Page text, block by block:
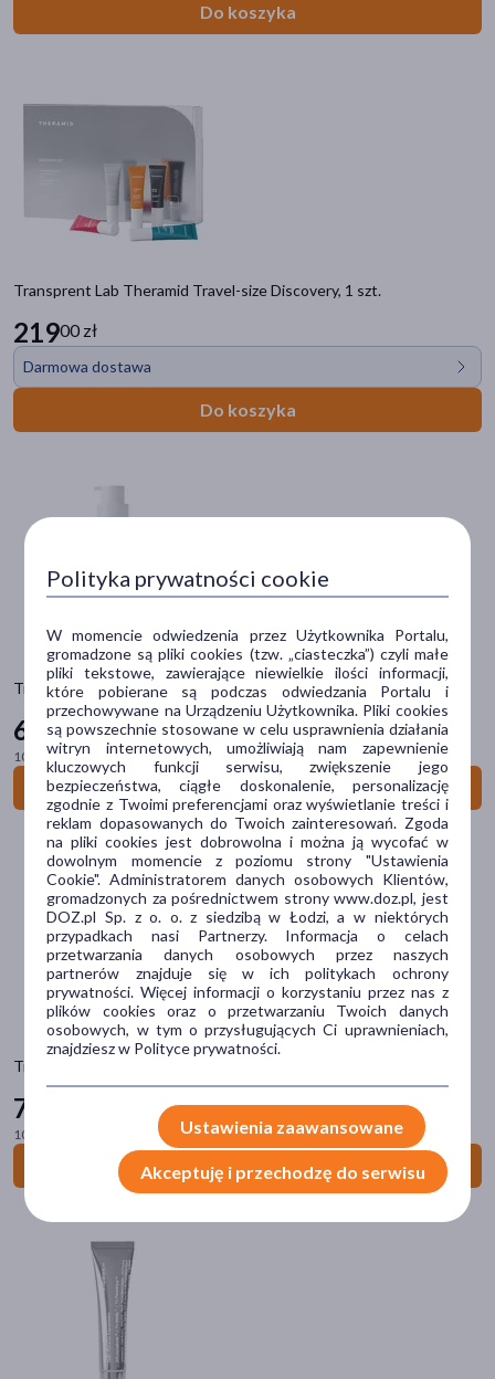
Do koszyka
Transprent Lab Theramid Travel-size Discovery, 1 szt.
21900 zł
Darmowa dostawa
Do koszyka
Transparent Lab Glycerin Face Serum, nawilżające serum, 50 ml
67 99 zł
100 ml = 135,98 zł
Do koszyka
Transparent Lab, Gentle Rejuvenation Serum, 30 ml
79
100 ml = 266,63 zł
Do koszyka
Wiek
Typ produktu
Kosmetyk(43)
Suplement diety
Akcesoria(1)
Sposób aplikacji
na skórę
na włosy(3)
żel(6)
błyszczyk(5)
pokaż więcej
Problem
suchość
(24)
podrażnienie(8)
przebarwienia(8)
zmarszczki(8)
wiotkość skóry(8)
pokaż więcej
Główne składniki
ceramidy
(13)
ektoina
(5)
Część ciała
skóra (43)
twarz (28)
usta(7)
Polityka prywatności cookie
W momencie odwiedzenia przez Użytkownika Portalu,
gromadzone są pliki cookies (tzw. „ciasteczka”) czyli małe
pliki tekstowe, zawierające niewielkie ilości informacji,
które pobierane są podczas odwiedzania Portalu i
przechowywane na Urządzeniu Użytkownika. Pliki cookies
są powszechnie stosowane w celu usprawnienia działania
witryn internetowych, umożliwiają nam zapewnienie
kluczowych funkcji serwisu, zwiększenie jego
bezpieczeństwa, ciągłe doskonalenie, personalizację
zgodnie z Twoimi preferencjami oraz wyświetlanie treści i
reklam dopasowanych do Twoich zainteresowań. Zgoda
na pliki cookies jest dobrowolna i można ją wycofać w
dowolnym momencie z poziomu strony "Ustawienia
Cookie". Administratorem danych osobowych Klientów,
gromadzonych za pośrednictwem strony www.doz.pl, jest
DOZ.pl Sp. z o. o. z siedzibą w Łodzi, a w niektórych
przypadkach nasi Partnerzy. Informacja o celach
przetwarzania danych osobowych przez naszych
partnerów znajduje się w ich politykach ochrony
prywatności. Więcej informacji o korzystaniu przez nas z
plików cookies oraz o przetwarzaniu Twoich danych
osobowych, w tym o przysługujących Ci uprawnieniach,
znajdziesz w Polityce prywatności.
Ustawienia zaawansowane
Akceptuję i przechodzę do serwisu